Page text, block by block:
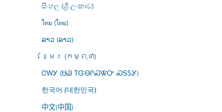
සිංහල (ශ්‍රී ලංකාව)
ไทย (ไทย)
ລາວ (ລາວ)
ខ្មែរ (កម្ពុជា)
ᏣᎳᎩ (ᏌᏊ ᎢᏳᎾᎵᏍᏔᏅ ᏍᎦᏚᎩ)
한국어 (대한민국)
中文(中国)